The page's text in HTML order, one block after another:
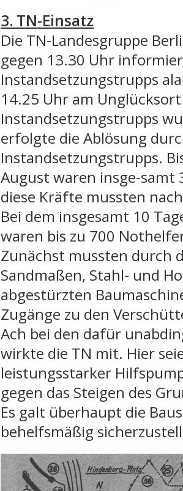
3. TN-Einsatz
Die TN-Landesgruppe
gegen 13.30 Uhr
Instandsetzungstrupps
14.25 Uhr am
Instandsetzungstrupps
erfolgte die Ablösung
Instandsetzungstrupps.
August waren insge-samt
diese Kräfte mussten
Bei dem insgesamt 10
waren bis zu 700
Zunächst mussten durch
Sandmaßen, Stahl- und
abgestürzten
Zugänge zu den
Ach bei den dafür
wirkte die TN mit. Hier
leistungsstarker
gegen das Steigen des
Es galt überhaupt die
behelfsmäßig